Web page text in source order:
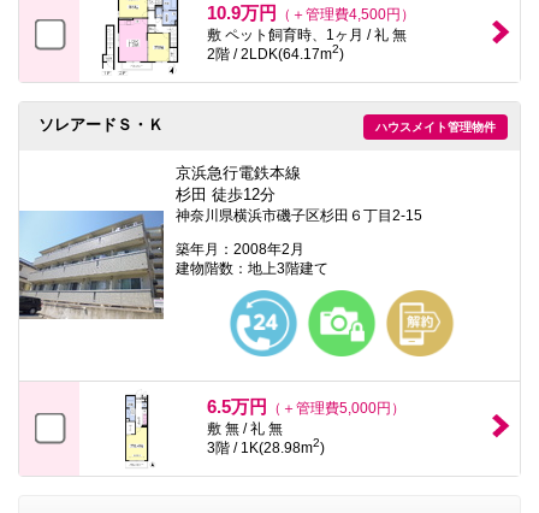
10.9万円
（＋管理費4,500円）
敷 ペット飼育時、1ヶ月 / 礼 無
2階 / 2LDK(64.17m2)
ハウスメイト管理物件
ソレアードＳ・Ｋ
京浜急行電鉄本線
杉田 徒歩12分
神奈川県横浜市磯子区杉田６丁目2-15
築年月：2008年2月
建物階数：地上3階建て
6.5万円
（＋管理費5,000円）
敷 無 / 礼 無
3階 / 1K(28.98m2)